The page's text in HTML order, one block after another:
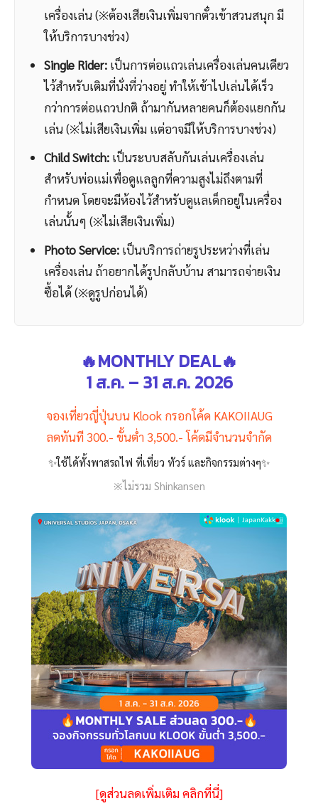
เครื่องเล่น (※ต้องเสียเงินเพิ่มจากตั๋วเข้าสวนสนุก มี
ให้บริการบางช่วง)
Single Rider: เป็นการต่อแถวเล่นเครื่องเล่นคนเดียว
ไว้สำหรับเติมที่นั่งที่ว่างอยู่ ทำให้เข้าไปเล่นได้เร็ว
กว่าการต่อแถวปกติ ถ้ามากันหลายคนก็ต้องแยกกัน
เล่น (※ไม่เสียเงินเพิ่ม แต่อาจมีให้บริการบางช่วง)
Child Switch: เป็นระบบสลับกันเล่นเครื่องเล่น
สำหรับพ่อแม่เพื่อดูแลลูกที่ความสูงไม่ถึงตามที่
กำหนด โดยจะมีห้องไว้สำหรับดูแลเด็กอยู่ในเครื่อง
เล่นนั้นๆ (※ไม่เสียเงินเพิ่ม)
Photo Service: เป็นบริการถ่ายรูประหว่างที่เล่น
เครื่องเล่น ถ้าอยากได้รูปกลับบ้าน สามารถจ่ายเงิน
ซื้อได้ (※ดูรูปก่อนได้)
🔥MONTHLY DEAL🔥
1 ส.ค. – 31 ส.ค. 2026
จองเที่ยวญี่ปุ่นบน Klook กรอกโค้ด KAKOIIAUG
ลดทันที 300.- ขั้นต่ำ 3,500.- โค้ดมีจำนวนจำกัด
✨ใช้ได้ทั้งพาสรถไฟ ที่เที่ยว ทัวร์ และกิจกรรมต่างๆ✨
※ไม่รวม Shinkansen
[ดูส่วนลดเพิ่มเติม คลิกที่นี่]